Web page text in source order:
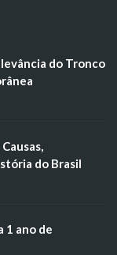
do Tronco
do Brasil
1 ano de